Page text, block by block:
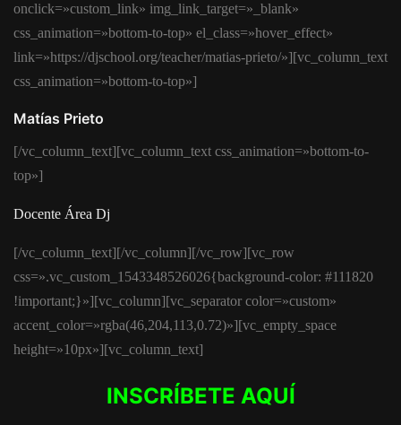
onclick=»custom_link» img_link_target=»_blank»
css_animation=»bottom-to-top» el_class=»hover_effect»
link=»https://djschool.org/teacher/matias-prieto/»][vc_column_text
css_animation=»bottom-to-top»]
Matías Prieto
[/vc_column_text][vc_column_text css_animation=»bottom-to-
top»]
Docente Área Dj
[/vc_column_text][/vc_column][/vc_row][vc_row
css=».vc_custom_1543348526026{background-color: #111820
!important;}»][vc_column][vc_separator color=»custom»
accent_color=»rgba(46,204,113,0.72)»][vc_empty_space
height=»10px»][vc_column_text]
INSCRÍBETE AQUÍ